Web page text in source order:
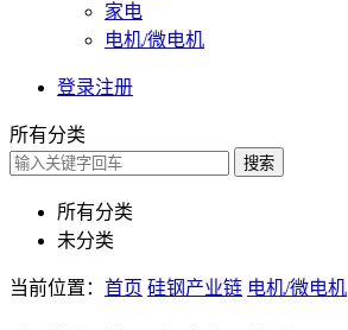
家电
电机/微电机
登录注册
所有分类
搜索
所有分类
未分类
当前位置： 首页 硅钢产业链 电机/微电机